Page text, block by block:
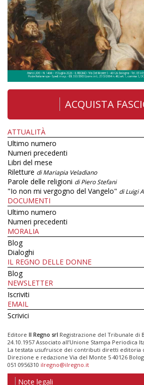
ACQUISTA
ATTUALITÀ
Ultimo numero
Numeri precedenti
Libri del mese
Riletture di Mariapia Veladiano
Parole delle religioni di Piero Stefani
"Io non mi vergogno del Vangelo" di Luigi
DOCUMENTI
Ultimo numero
Numeri precedenti
MORALIA
Blog
Dialoghi
IL REGNO DELLE DONNE
Blog
NEWSLETTER
Iscriviti
EMAIL
Scrivici
Editore Il Regno srl Registrazione del Tribunale di
24.10.1957 Associato all’Unione Stampa Periodica
La testata usufruisce dei contributi diretti editoria
Direzione e redazione Via del Monte 5 40126
051 0956310 ilregno@ilregno.it
Note legali